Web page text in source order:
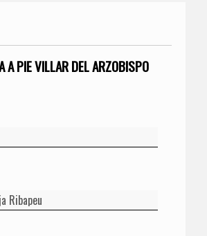
A PIE VILLAR DEL ARZOBISPO